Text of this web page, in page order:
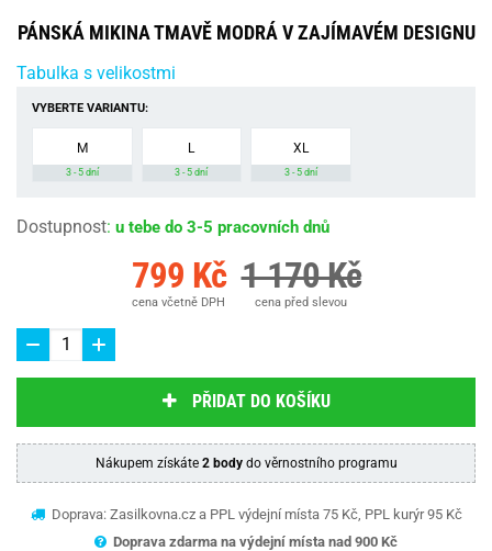
PÁNSKÁ MIKINA TMAVĚ MODRÁ V ZAJÍMAVÉM DESIGNU
Tabulka s velikostmi
VYBERTE VARIANTU:
M
3 - 5 dní
L
3 - 5 dní
XL
3 - 5 dní
Dostupnost: u tebe do 3-5 pracovních dnů
799 Kč
cena včetně DPH
1 170 Kč
cena před slevou
PŘIDAT DO KOŠÍKU
Nákupem získáte 2 bodydo věrnostního programu
Doprava: Zasilkovna.cz a PPL výdejní místa 75 Kč, PPL kurýr 95 Kč
Doprava zdarma na výdejní místa nad 900 Kč